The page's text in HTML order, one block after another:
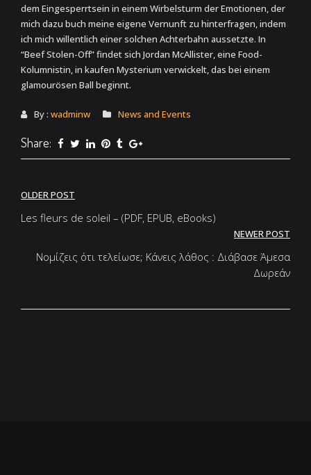
dem Eingesperrtsein in einem Wirbelsturm der Emotionen, der
mich dazu buch meine eigene Vernunft zu hinterfragen, indem
ich mich willentlich einer solchen Achterbahn aussetzte. In
“Beef Stolen-Off” findet sich Jordan McAllister, eine Food-
Kolumnistin, in kaufen Mysterium verwickelt, das bei einem
glamourösen Ball beginnt.
By : wadminw News and Events
Share:
Post
navigation
OLDER POST
Les fleurs de soleil – (PDF, EPUB, eBooks)
NEWER POST
Νομίζεις ότι τελείωσε; Κάνεις λάθος : Διάβασε Άμεσα
Δωρεάν